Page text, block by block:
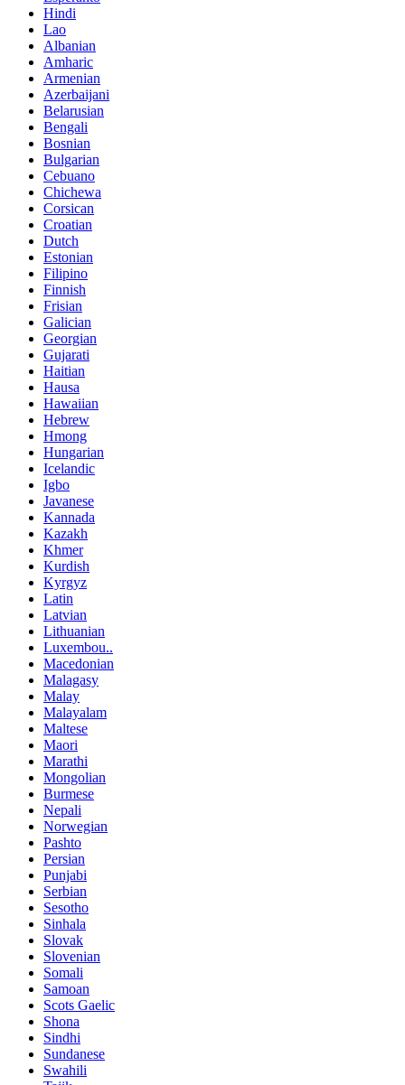
Hindi
Lao
Albanian
Amharic
Armenian
Azerbaijani
Belarusian
Bengali
Bosnian
Bulgarian
Cebuano
Chichewa
Corsican
Croatian
Dutch
Estonian
Filipino
Finnish
Frisian
Galician
Georgian
Gujarati
Haitian
Hausa
Hawaiian
Hebrew
Hmong
Hungarian
Icelandic
Igbo
Javanese
Kannada
Kazakh
Khmer
Kurdish
Kyrgyz
Latin
Latvian
Lithuanian
Luxembou..
Macedonian
Malagasy
Malay
Malayalam
Maltese
Maori
Marathi
Mongolian
Burmese
Nepali
Norwegian
Pashto
Persian
Punjabi
Serbian
Sesotho
Sinhala
Slovak
Slovenian
Somali
Samoan
Scots Gaelic
Shona
Sindhi
Sundanese
Swahili